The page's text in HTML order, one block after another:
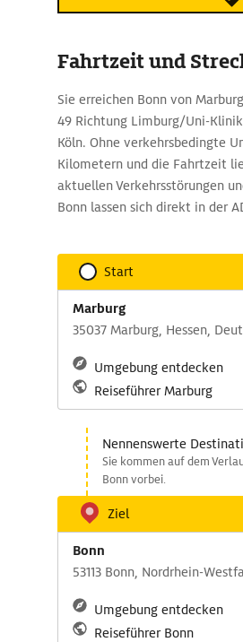
Fahrtzeit und
Sie erreichen Bonn von
49 Richtung Limburg/Uni-
Köln. Ohne verkehrsbedingte
Kilometern und die Fahrtzeit
aktuellen Verkehrsstörungen
Bonn lassen sich direkt in der
Start
Marburg
35037 Marburg, Hessen,
Umgebung entdecken
Reiseführer Marburg
Nennenswerte
Sie kommen auf dem
Bonn vorbei.
Ziel
Bonn
53113 Bonn, Nordrhein-
Umgebung entdecken
Reiseführer Bonn